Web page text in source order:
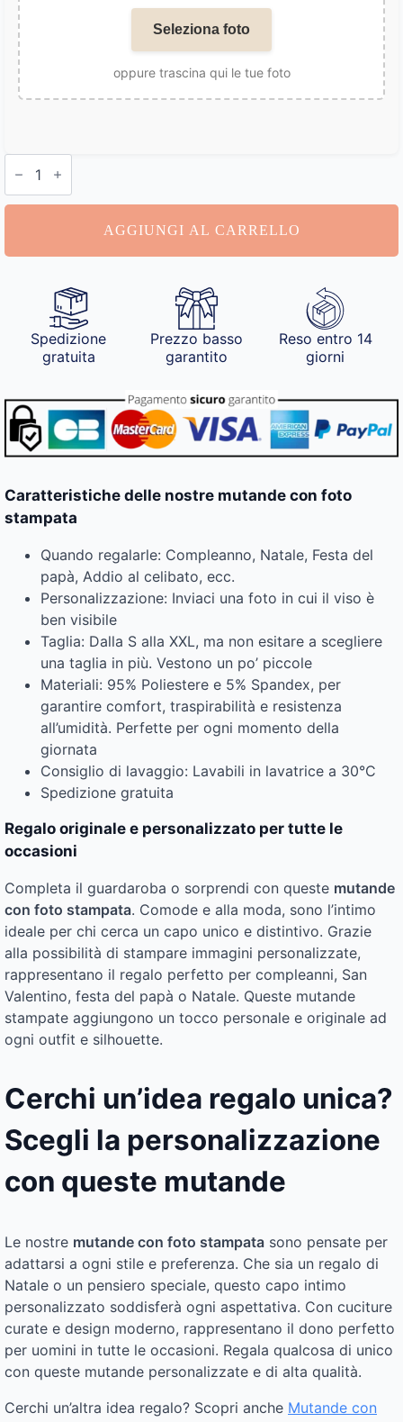
Seleziona foto
oppure trascina qui le tue foto
Mutande
con
Stampata
AGGIUNGI AL CARRELLO
Spedizione
gratuita
Prezzo basso
garantito
Reso entro 14
giorni
Caratteristiche delle nostre mutande con foto
stampata
Quando regalarle: Compleanno, Natale, Festa del
papà, Addio al celibato, ecc.
Personalizzazione: Inviaci una foto in cui il viso è
ben visibile
Taglia: Dalla S alla XXL, ma non esitare a scegliere
una taglia in più. Vestono un po’ piccole
Materiali: 95% Poliestere e 5% Spandex, per
garantire comfort, traspirabilità e resistenza
all’umidità. Perfette per ogni momento della
giornata
Consiglio di lavaggio: Lavabili in lavatrice a 30°C
Spedizione gratuita
Regalo originale e personalizzato per tutte le
occasioni
Completa il guardaroba o sorprendi con queste mutande
con foto stampata. Comode e alla moda, sono l’intimo
ideale per chi cerca un capo unico e distintivo. Grazie
alla possibilità di stampare immagini personalizzate,
rappresentano il regalo perfetto per compleanni, San
Valentino, festa del papà o Natale. Queste mutande
stampate aggiungono un tocco personale e originale ad
ogni outfit e silhouette.
Cerchi un’idea regalo unica?
Scegli la personalizzazione
con queste mutande
Le nostre mutande con foto stampata sono pensate per
adattarsi a ogni stile e preferenza. Che sia un regalo di
Natale o un pensiero speciale, questo capo intimo
personalizzato soddisferà ogni aspettativa. Con cuciture
curate e design moderno, rappresentano il dono perfetto
per uomini in tutte le occasioni. Regala qualcosa di unico
con queste mutande personalizzate e di alta qualità.
Cerchi un’altra idea regalo? Scopri anche Mutande con